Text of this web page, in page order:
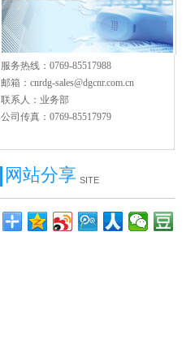
服务热线：0769-85517988
邮箱：cnrdg-sales@dgcnr.com.cn
联系人：业务部
公司传真：0769-85517979
网站分享 SITE